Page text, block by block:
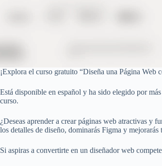
¡Explora el curso gratuito “Diseña una Página Web
Está disponible en español y ha sido elegido por
curso.
¿Deseas aprender a crear páginas web atractivas y
los detalles de diseño, dominarás Figma y mejorarás
Si aspiras a convertirte en un diseñador web